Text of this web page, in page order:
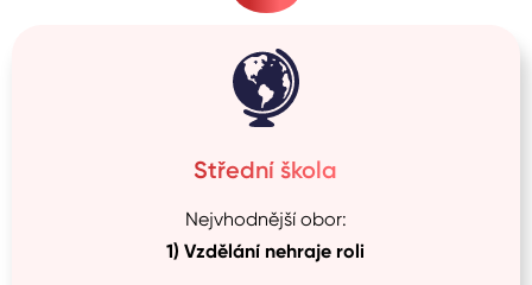
Střední škola
Nejvhodnější obor:
1)Vzdělání nehraje roli